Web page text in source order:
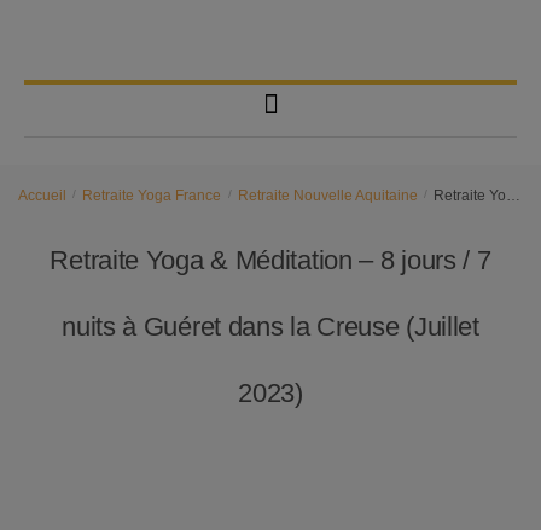
Accueil / Retraite Yoga France / Retraite Nouvelle Aquitaine / Retraite Yoga & Méditation – 8 jours / 7 nuits à Guéret dans la Creuse (Juillet 2023)
Retraite Yoga & Méditation – 8 jours / 7
nuits à Guéret dans la Creuse (Juillet
2023)